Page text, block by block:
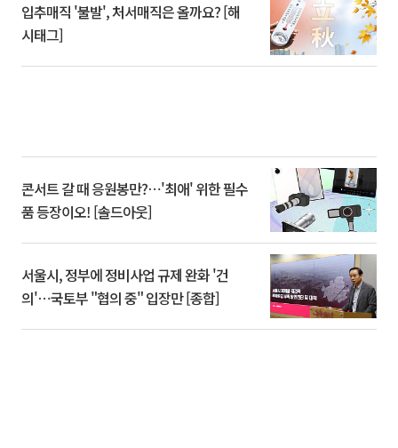
입추매직 '불발', 처서매직은 올까요? [해
시태그]
콘서트 갈 때 응원봉만?⋯'최애' 위한 필수
품 등장이오! [솔드아웃]
서울시, 정부에 정비사업 규제 완화 '건
의'⋯국토부 "협의 중" 입장만 [종합]